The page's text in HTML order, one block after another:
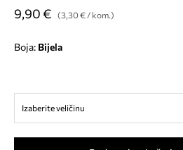
9,90 € (3,30 € / kom.)
Boja: bijela
Izaberite veličinu